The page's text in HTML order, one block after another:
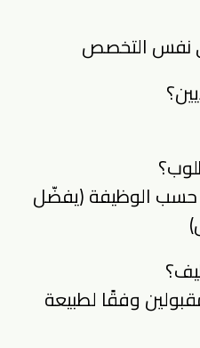
نفس التخصص
حسب الوظيفة (يفضّل
وفقًا لطبيعة